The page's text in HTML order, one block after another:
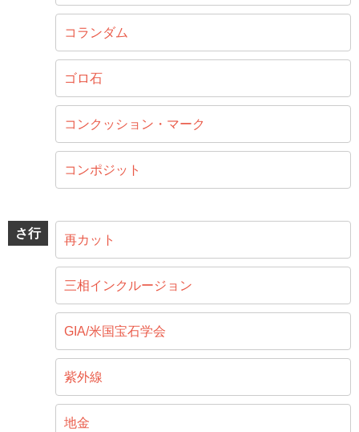
コランダム
ゴロ石
コンクッション・マーク
コンポジット
さ行 再カット
三相インクルージョン
GIA/米国宝石学会
紫外線
地金